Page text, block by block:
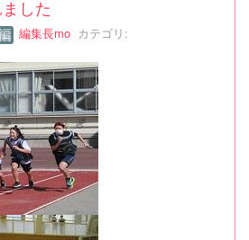
した
編集長mo カテゴリ: